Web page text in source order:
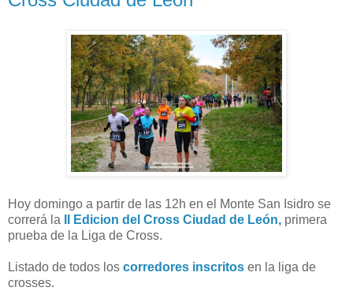
Hoy domingo a partir de las 12h en el Monte San Isidro se
correrá la
II Edicion del Cross Ciudad de León, primera
prueba de la Liga de Cross.
Listado de todos los corredores inscritos en la liga de
crosses.